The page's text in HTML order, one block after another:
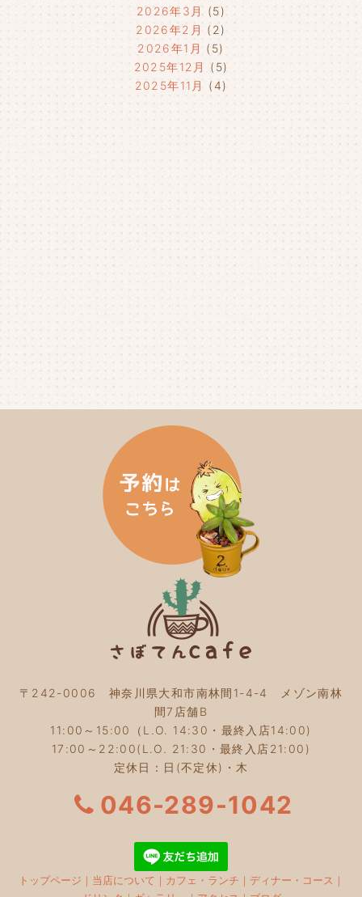
2026年3月
(5)
2026年2月 (2)
2026年1月 (5)
2025年12月
(5)
2025年11月
(4)
2025年10月
2024年9月
2024年4月
(4)
(5)
2024年2月(5)
2024年1月(3)
2023年12月(4)
2023年11月(4)
2023年10月(5)
2023年9月(2)
2023年8月
2023年7月(4)
2023年6月(5)
2023年5月 (2)
2023年4月 (2)
2023年2月(4)
2023年1月(3)
2022年12月(4)
2022年11月(4)
2022年10月 (4)
2022年8月(3)
2022年6月(3)
2022年5月(3)
2022年4月(5)
〒242-0006 神奈川県大和市南林間1-4-4 メゾン南林
間7店舗B
11:00～15:00（L.O. 14:30・最終入店14:00)
17:00～22:00(L.O. 21:30・最終入店21:00)
定休日：日(不定休)・木
046-289-1042
トップページ ｜ 当店について ｜ カフェ・ランチ ｜ ディナー・コース ｜